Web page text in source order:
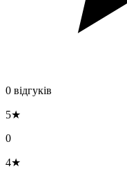
0 відгуків
5★
0
4★